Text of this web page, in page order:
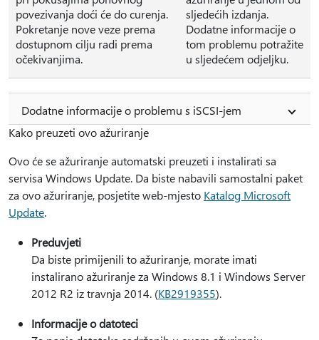
povezivanja doći će do curenja.
Pokretanje nove veze prema
dostupnom cilju radi prema
očekivanjima.
sljedećih izdanja.
Dodatne informacije o
tom problemu potražite
u sljedećem odjeljku.
Dodatne informacije o problemu s iSCSI-jem
Kako preuzeti ovo ažuriranje
Ovo će se ažuriranje automatski preuzeti i instalirati sa
servisa Windows Update. Da biste nabavili samostalni paket
za ovo ažuriranje, posjetite web-mjesto Katalog Microsoft
Update.
Preduvjeti
Da biste primijenili to ažuriranje, morate imati
instalirano ažuriranje za Windows 8.1 i Windows Server
2012 R2 iz travnja 2014. (KB2919355).
Informacije o datoteci